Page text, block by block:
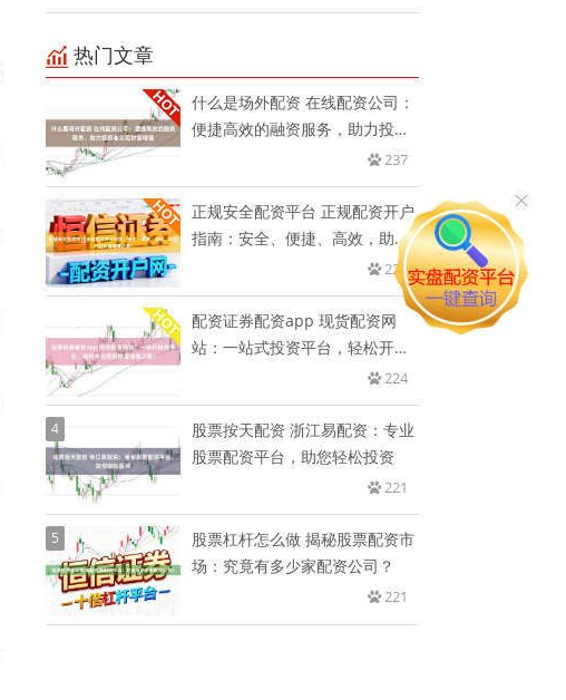
热门文章
什么是场外配资 在线配资公司：
便捷高效的融资服务，助力投资
237
正规安全配资平台 正规配资开户
指南：安全、便捷、高效，助您
228
配资证券配资app 现货配资网
站：一站式投资平台，轻松开启
224
4
股票按天配资 浙江易配资：专业
股票配资平台，助您轻松投资
221
5
股票杠杆怎么做 揭秘股票配资市
场：究竟有多少家配资公司？
221